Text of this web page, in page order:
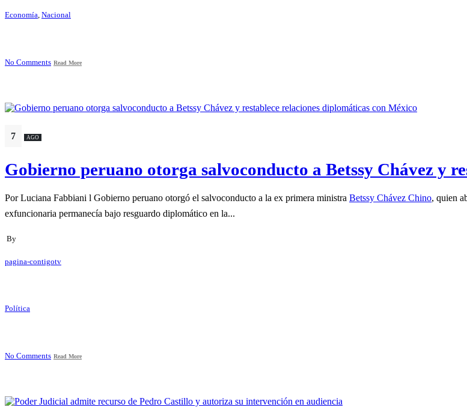
Economía Nacional
No Comments Read More
7 AGO
Gobierno peruano otorga salvoconducto a Betssy Chávez y
Por Luciana Fabbiani l Gobierno peruano otorgó el salvoconducto a la ex primera ministra Betssy Chávez Chino, quien
exfuncionaria permanecía bajo resguardo diplomático en la...
By
pagina-contigotv
Política
No Comments Read More